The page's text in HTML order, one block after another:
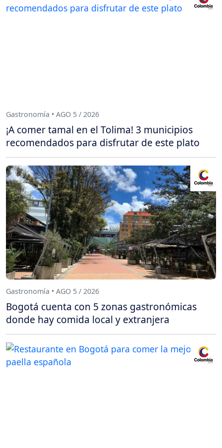
Gastronomía • AGO 5 / 2026
¡A comer tamal en el Tolima! 3 municipios
recomendados para disfrutar de este plato
Gastronomía • AGO 5 / 2026
Bogotá cuenta con 5 zonas gastronómicas
donde hay comida local y extranjera